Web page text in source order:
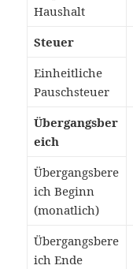
Haushalt
Steuer
Einheitliche
Pauschsteuer
Übergangsber
eich
Übergangsbere
ich Beginn
(monatlich)
Übergangsbere
ich Ende